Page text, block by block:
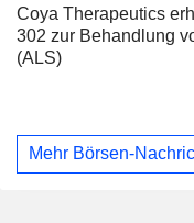
Coya Therapeutics
302 zur Behandlung
(ALS)
Mehr Börsen-